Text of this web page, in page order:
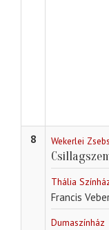
8 Wekerlei
Thália
Francis
Dumaszínház